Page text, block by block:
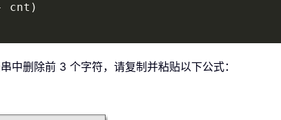
cnt )
中删除前 3 个字符，请复制并粘贴以下公式：